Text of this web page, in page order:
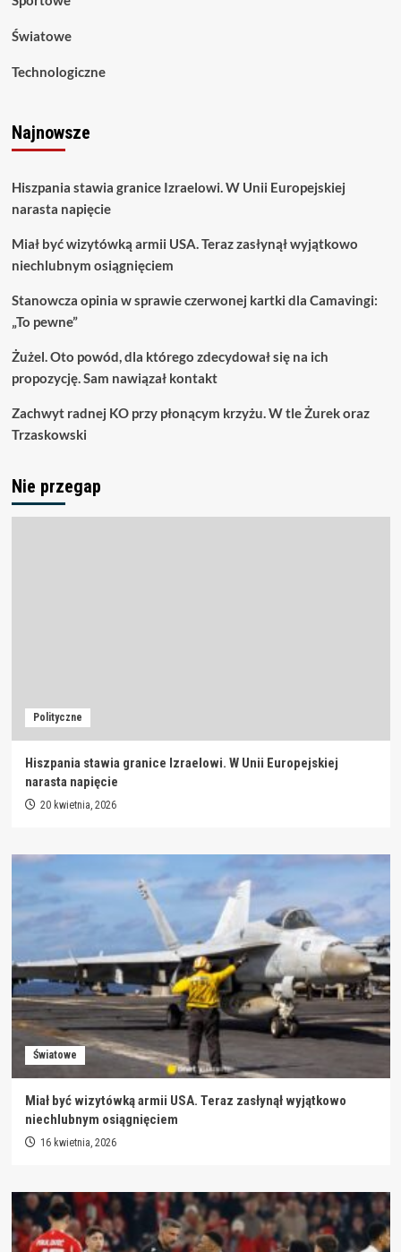
Światowe
Technologiczne
Najnowsze
Hiszpania stawia granice Izraelowi. W Unii Europejskiej
narasta napięcie
Miał być wizytówką armii USA. Teraz zasłynął wyjątkowo
niechlubnym osiągnięciem
Stanowcza opinia w sprawie czerwonej kartki dla Camavingi:
„To pewne”
Żużel. Oto powód, dla którego zdecydował się na ich
propozycję. Sam nawiązał kontakt
Zachwyt radnej KO przy płonącym krzyżu. W tle Żurek oraz
Trzaskowski
Nie przegap
Polityczne
Hiszpania stawia granice Izraelowi. W Unii Europejskiej
narasta napięcie
20 kwietnia, 2026
Światowe
Miał być wizytówką armii USA. Teraz zasłynął wyjątkowo
niechlubnym osiągnięciem
16 kwietnia, 2026